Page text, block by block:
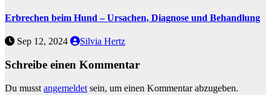
Erbrechen beim Hund – Ursachen, Diagnose und Behandlung
Sep 12, 2024 Silvia Hertz
Schreibe einen Kommentar
Du musst angemeldet sein, um einen Kommentar abzugeben.